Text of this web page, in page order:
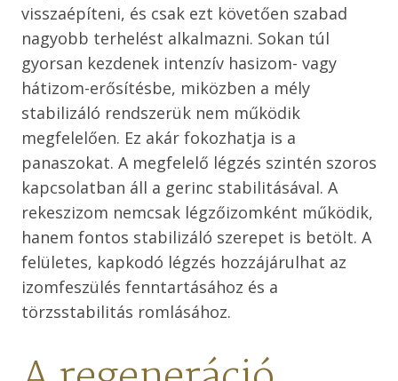
visszaépíteni, és csak ezt követően szabad
nagyobb terhelést alkalmazni. Sokan túl
gyorsan kezdenek intenzív hasizom- vagy
hátizom-erősítésbe, miközben a mély
stabilizáló rendszerük nem működik
megfelelően. Ez akár fokozhatja is a
panaszokat. A megfelelő légzés szintén szoros
kapcsolatban áll a gerinc stabilitásával. A
rekeszizom nemcsak légzőizomként működik,
hanem fontos stabilizáló szerepet is betölt. A
felületes, kapkodó légzés hozzájárulhat az
izomfeszülés fenntartásához és a
törzsstabilitás romlásához.